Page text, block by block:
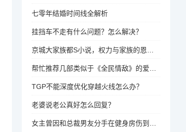
七零年结婚时间线全解析
挂挡车不走有什么问题？怎么解决？
京城大家族都S小说，权力与家族的恩怨纠葛
帮忙推荐几部类似于《全民情敌》的爱情喜剧电影？
TGP不能深度优化穿越火线怎么办？
老婆说老公真好怎么回复？
女主曾因和总裁男友分手在健身房伤到腰的小说叫什么,这个已经小说出版了好几年。女主和男主还分开过几年？